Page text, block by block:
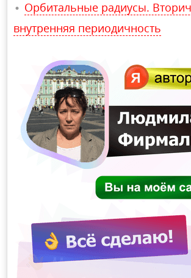
Орбитальные радиусы.
внутренняя периодичность